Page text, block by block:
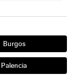
Burgos
Palencia